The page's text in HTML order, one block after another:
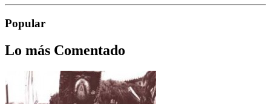
Popular
Lo más Comentado